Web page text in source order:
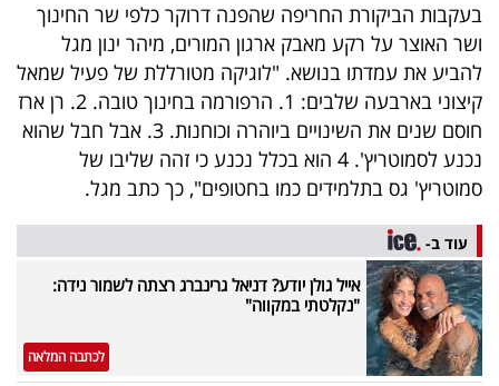
מייל
אדום
פרסמו
באייס
עקבו
אחרינו:
בעקבות הביקורת החריפה שהפנה דרוקר כלפי שר החינוך
ושר האוצר על רקע מאבק ארגון המורים, מיהר ינון מגל
להביע את עמדתו בנושא. "לוגיקה מטורללת של פעיל שמאל
קיצוני בארבעה שלבים: 1. הרפורמה בחינוך טובה. 2. רן ארז
חוסם שנים את השינויים ביוהרה וכוחנות. 3. אבל חבל שהוא
נכנע לסמוטריץ'. 4 הוא בכלל נכנע כי זהה שליבו של
סמוטריץ' גס בתלמידים כמו בחטופים", כך כתב מגל.
עוד ב-
אייל גולן יודע? דניאל גרינברג רצתה לשמור נידה:
"נקלטתי במקווה"
לכתבה המלאה